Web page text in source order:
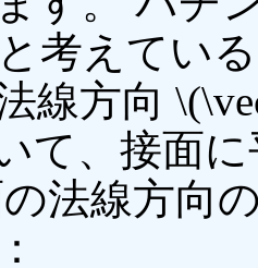
考えてい
線方向
て、接面
の法線方向